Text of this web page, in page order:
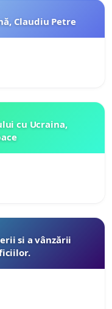
Claudiu Petre
cu Ucraina,
si a vânzării